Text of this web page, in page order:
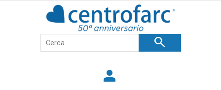
search
person